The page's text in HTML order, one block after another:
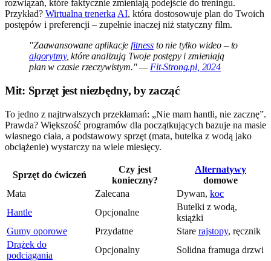
rozwiązań, które faktycznie zmieniają podejście do treningu.
Przykład? Wirtualna trenerka AI, która dostosowuje plan do Twoich
postępów i preferencji – zupełnie inaczej niż statyczny film.
"Zaawansowane aplikacjefitness to nie tylko wideo – to
algorytmy, które analizują Twoje postępy i zmieniają
plan w czasie rzeczywistym." — Fit-Strong.pl, 2024
Mit: Sprzęt jest niezbędny, by zacząć
To jedno z najtrwalszych przekłamań: „Nie mam hantli, nie zacznę”.
Prawda? Większość programów dla początkujących bazuje na masie
własnego ciała, a podstawowy sprzęt (mata, butelka z wodą jako
obciążenie) wystarczy na wiele miesięcy.
Sprzęt do ćwiczeń
Czy jest
konieczny?
Alternatywy
domowe
Mata
Zalecana Dywan, koc
Hantle
Opcjonalne
Butelki z wodą,
książki
Gumy oporowe
Przydatne Stare rajstopy, ręcznik
Drążek do
podciągania
Opcjonalny Solidna framuga drzwi